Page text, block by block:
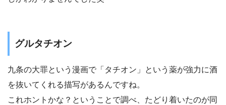
グルタチオン
九条の大罪という漫画で「タチオン」という薬が強力に酒
を抜いてくれる描写があるんですね。
これホントかな？ということで調べ、たどり着いたのが同